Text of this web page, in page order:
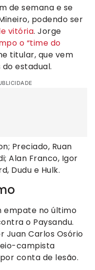
de semana e se
podendo ser
vitória. Jorge
o “time do
titular, que vem
estadual.
Preciado, Ruan
Alan Franco, Igor
Dudu e Hulk.
empate no último
o Paysandu.
Juan Carlos Osório
campista
conta de lesão.